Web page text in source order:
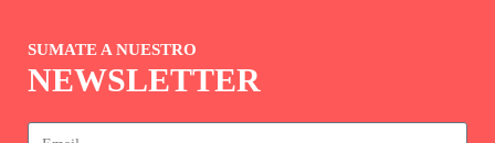
SUMATE A NUESTRO
NEWSLETTER